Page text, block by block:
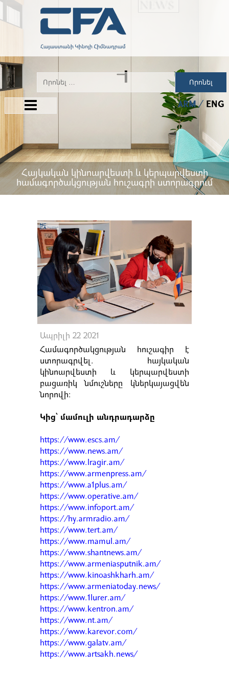
Որոնել
ARM ENG
Հայկական կինոարվեստի և կերպարվեստի
համագործակցության հուշագրի ստորագրում
Ապրիլի 22 2021
Համագործակցության հուշագիր է
ստորագրվել. հայկական
կինոարվեստի և կերպարվեստի
բացառիկ նմուշները կներկայացվեն
նորովի:
Կից՝ մամուլի անդրադարձը
https://www.escs.am/
https://www.news.am/
https://www.lragir.am/
https://www.armenpress.am/
https://www.a1plus.am/
https://www.operative.am/
https://www.infoport.am/
https://hy.armradio.am/
https://www.tert.am/
https://www.mamul.am/
https://www.shantnews.am/
https://www.armeniasputnik.am/
https://www.kinoashkharh.am/
https://www.armeniatoday.news/
https://www.1lurer.am/
https://www.kentron.am/
https://www.nt.am/
https://www.karevor.com/
https://www.galatv.am/
https://www.artsakh.news/